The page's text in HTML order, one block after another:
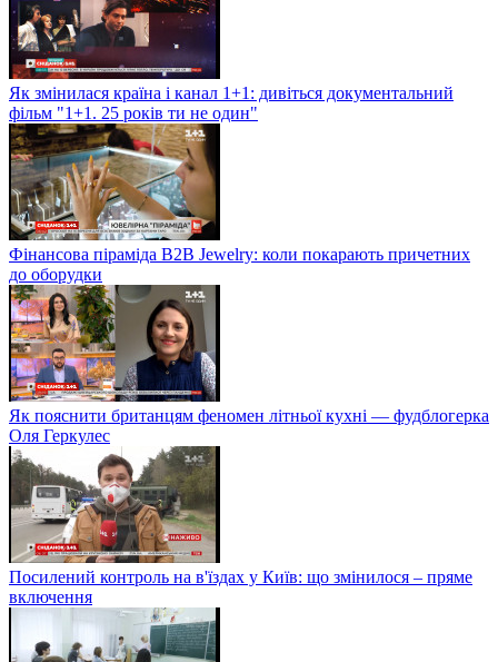
Як змінилася країна і канал 1+1: дивіться документальний
фільм "1+1. 25 років ти не один"
Фінансова піраміда B2B Jewelry: коли покарають причетних
до оборудки
Як пояснити британцям феномен літньої кухні — фудблогерка
Оля Геркулес
Посилений контроль на в'їздах у Київ: що змінилося – пряме
включення